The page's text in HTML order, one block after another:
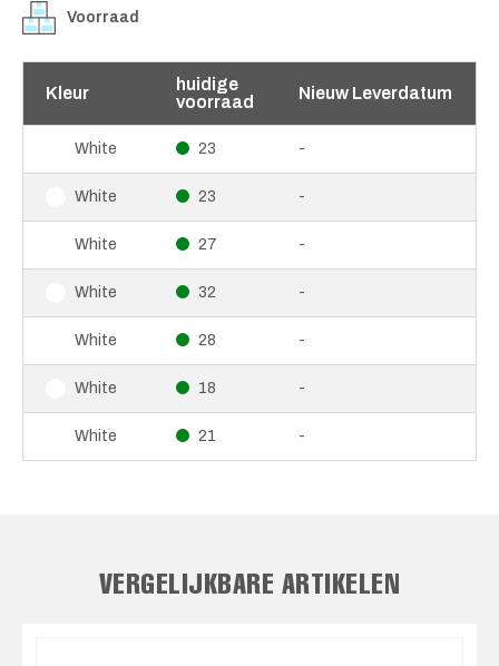
Voorraad
Kleur
huidige
voorraad
Nieuw Leverdatum
White 23 -
White 23 -
White 27 -
White 32 -
White 28 -
White 18 -
White 21 -
VERGELIJKBARE ARTIKELEN